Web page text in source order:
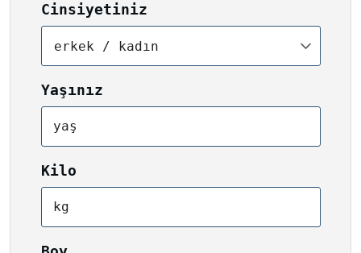
Cinsiyetiniz
erkek / kadın
Yaşınız
yaş
Kilo
kg